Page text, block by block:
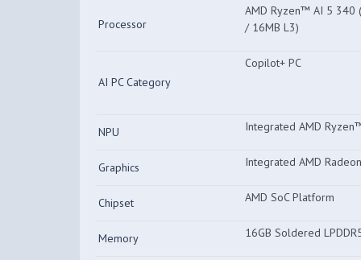
Processor
AMD Ryzen™ AI 5 340
/ 16MB L3)
AI PC Category
Copilot+ PC
NPU Integrated AMD
Graphics Integrated AMD
Chipset AMD SoC Platform
Memory 16GB Soldered